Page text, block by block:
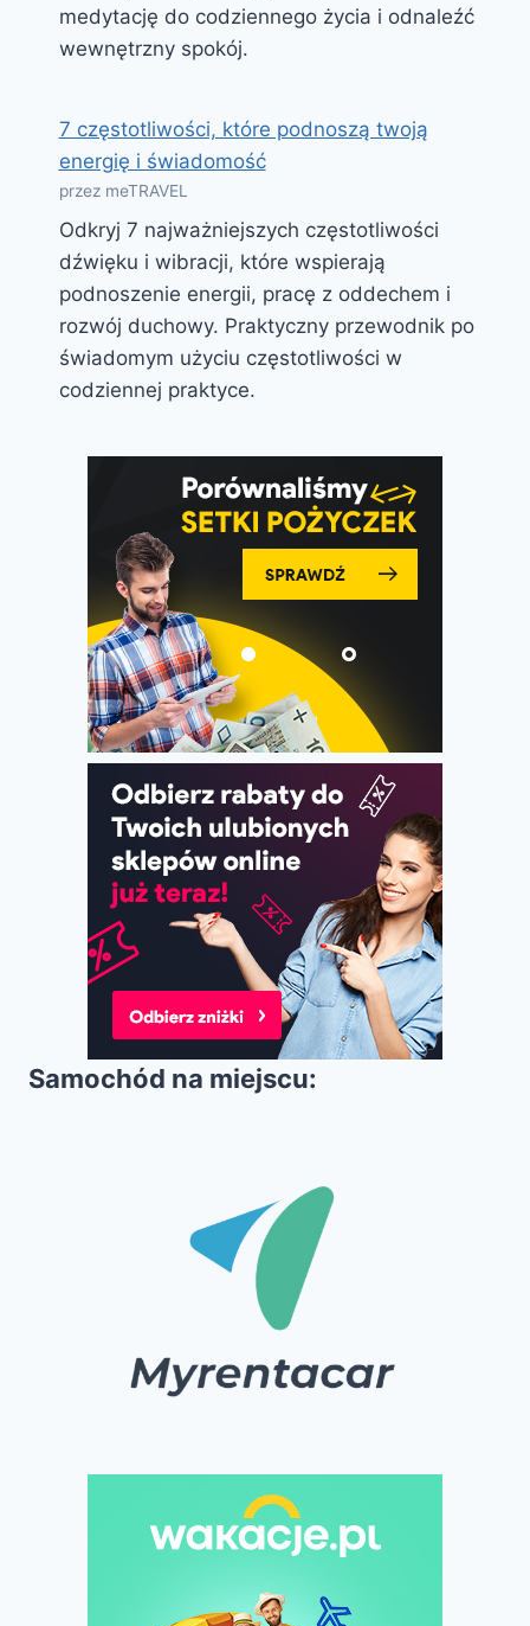
medytację do codziennego życia i odnaleźć
wewnętrzny spokój.
7 częstotliwości, które podnoszą twoją
energię i świadomość
przez meTRAVEL
Odkryj 7 najważniejszych częstotliwości
dźwięku i wibracji, które wspierają
podnoszenie energii, pracę z oddechem i
rozwój duchowy. Praktyczny przewodnik po
świadomym użyciu częstotliwości w
codziennej praktyce.
Samochód na miejscu: